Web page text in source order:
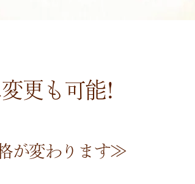
更も可能!
が変わります≫